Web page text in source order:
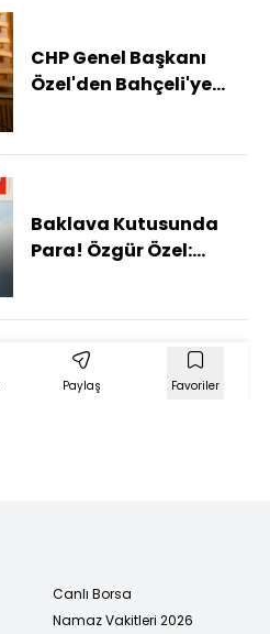
CHP Genel Başkanı
Özel'den Bahçeli'ye
Baklava Kutusunda
Para! Özgür Özel:
Paylaş Favoriler
Canlı Borsa
Namaz Vakitleri 2026